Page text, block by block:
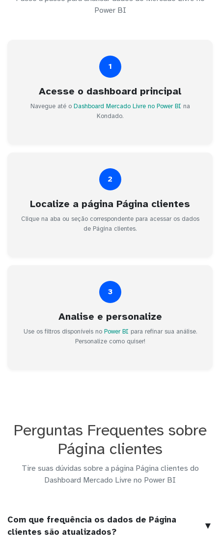
Power BI
1
Acesse o dashboard principal
Navegue até o Dashboard Mercado Livre no Power BI na
Kondado.
2
Localize a página Página clientes
Clique na aba ou seção correspondente para acessar os dados
de Página clientes.
3
Analise e personalize
Use os filtros disponíveis no Power BI para refinar sua análise.
Personalize como quiser!
Perguntas Frequentes sobre
Página clientes
Tire suas dúvidas sobre a página Página clientes do
Dashboard Mercado Livre no Power BI
Com que frequência os dados de Página
clientes são atualizados?
▼